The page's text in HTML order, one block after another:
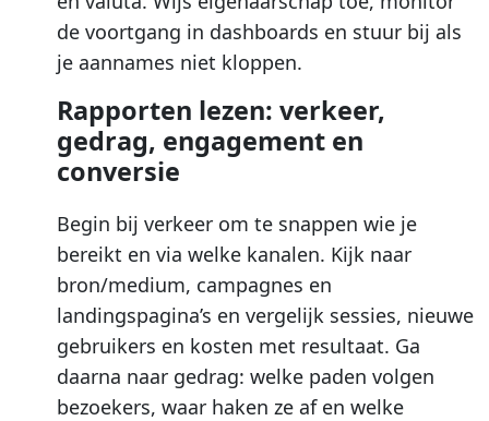
de voortgang in dashboards en stuur bij als
je aannames niet kloppen.
Rapporten lezen: verkeer,
gedrag, engagement en
conversie
Begin bij verkeer om te snappen wie je
bereikt en via welke kanalen. Kijk naar
bron/medium, campagnes en
landingspagina’s en vergelijk sessies, nieuwe
gebruikers en kosten met resultaat. Ga
daarna naar gedrag: welke paden volgen
bezoekers, waar haken ze af en welke